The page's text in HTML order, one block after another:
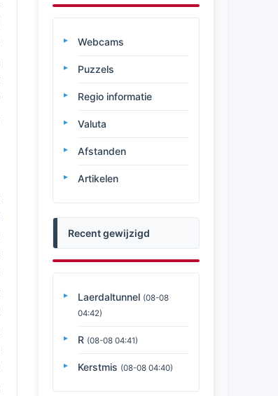
Webcams
Puzzels
Regio informatie
Valuta
Afstanden
Artikelen
Recent gewijzigd
Laerdaltunnel (08-08
04:42)
R (08-08 04:41)
Kerstmis (08-08 04:40)